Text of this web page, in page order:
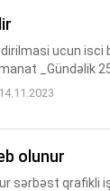
ucun isci
_Gündəlik
_Gecə
14.11.2023
olunur
sərbəst qrafikli